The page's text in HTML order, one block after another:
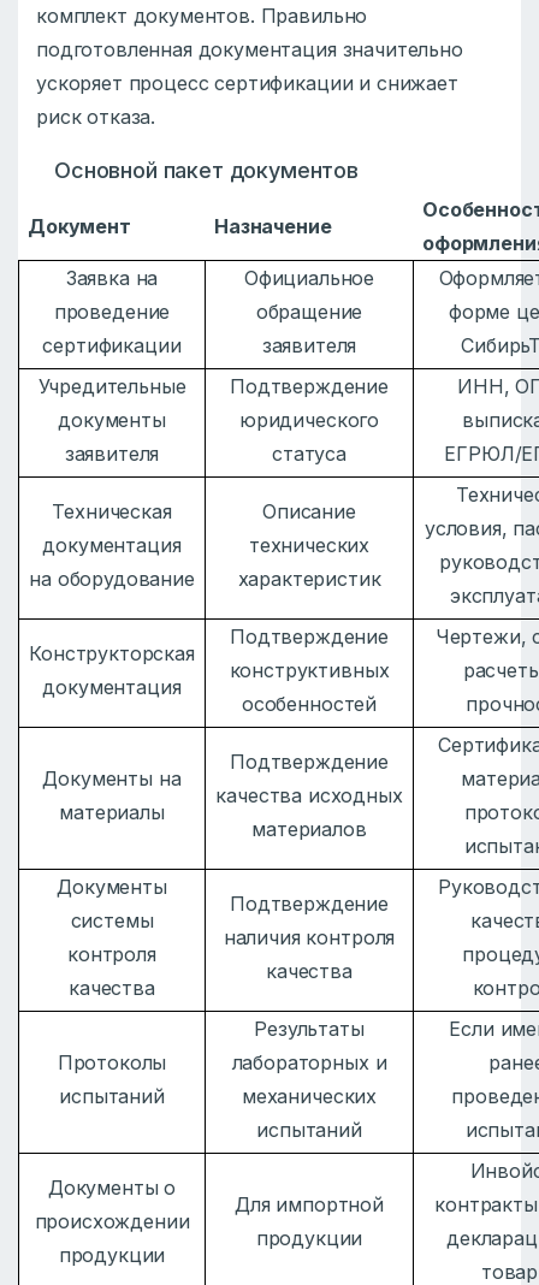
комплект документов. Правильно
подготовленная документация значительно
ускоряет процесс сертификации и снижает
риск отказа.
Основной пакет документов
Документ Назначение
Заявка на
проведение
сертификации
Официальное
обращение
заявителя
форме
Учредительные
документы
заявителя
Подтверждение
юридического
статуса
ИНН,
ЕГРЮЛ/
Техническая
документация
на оборудование
Описание
технических
характеристик
условия,
Конструкторская
документация
Подтверждение
конструктивных
особенностей
Чертежи,
Документы на
материалы
Подтверждение
качества исходных
материалов
Документы
системы
контроля
качества
Подтверждение
наличия контроля
качества
Протоколы
испытаний
Результаты
лабораторных и
механических
испытаний
Если
Документы о
происхождении
продукции
Для импортной
продукции